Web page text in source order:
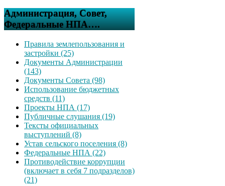
Администрация, Совет,
Федеральные НПА….
Правила землепользования и
застройки (25)
Документы Администрации
(143)
Документы Совета (98)
Использование бюджетных
средств (11)
Проекты НПА (17)
Публичные слушания (19)
Тексты официальных
выступлений (8)
Устав сельского поселения (8)
Федеральные НПА (22)
Противодействие коррупции
(включает в себя 7 подразделов)
(21)